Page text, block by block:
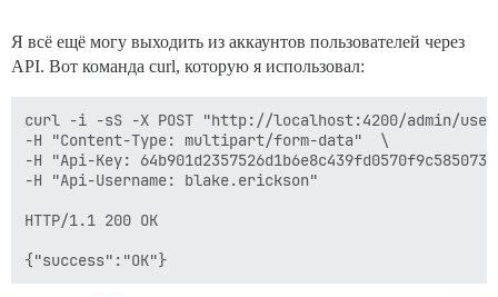
Я всё ещё могу выходить из аккаунтов пользователей через
API. Вот команда curl, которую я использовал:
curl -i -sS -X POST "http://localhost:4200/admin/
-H "Content-Type: multipart/form-data"  \
-H "Api-Key:
-H "Api-Username: blake.erickson"
HTTP/1.1 200 OK